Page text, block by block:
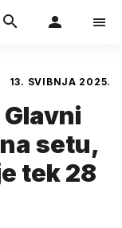
13. SVIBNJA 2025.
setu,
tek 28